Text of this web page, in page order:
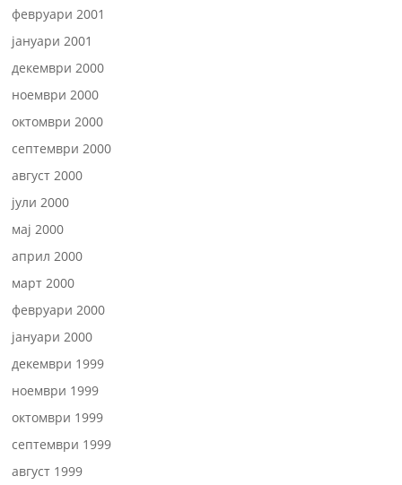
февруари 2001
јануари 2001
декември 2000
ноември 2000
октомври 2000
септември 2000
август 2000
јули 2000
мај 2000
април 2000
март 2000
февруари 2000
јануари 2000
декември 1999
ноември 1999
октомври 1999
септември 1999
август 1999